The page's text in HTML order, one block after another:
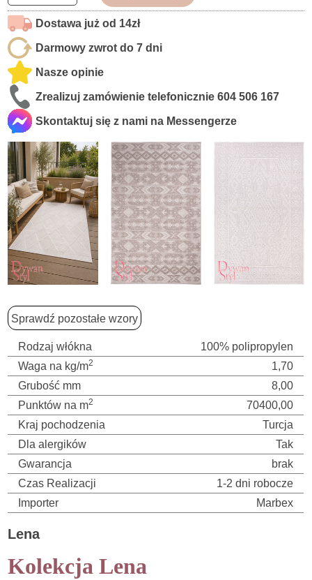
Dostawa już od 14zł
Darmowy zwrot do 7 dni
Nasze opinie
Zrealizuj zamówienie telefonicznie604 506 167
Skontaktuj się z nami na Messengerze
Sprawdź pozostałe wzory
Rodzaj włókna
100% polipropylen
Waga na kg/m2
1,70
Grubość mm
8,00
Punktów na m2
70400,00
Kraj pochodzenia
Turcja
Dla alergików
Tak
Gwarancja
brak
Czas Realizacji
1-2 dni robocze
Importer
Marbex
Lena
Kolekcja Lena